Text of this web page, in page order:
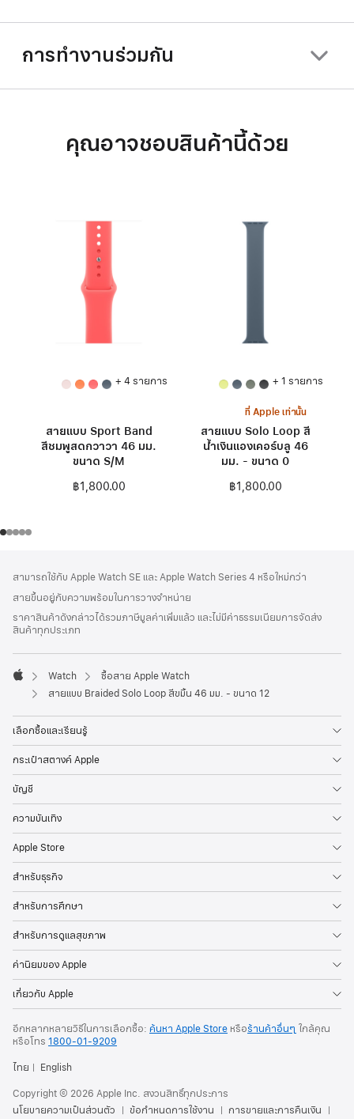
การทำงานร่วมกัน
คุณอาจชอบสินค้านี้ด้วย
+ 4 รายการ
สายแบบ Sport Band
สีชมพูสดกวาวา 46 มม.
ขนาด S/M
฿1,800.00
+ 1 รายการ
ที่ Apple เท่านั้น
สายแบบ Solo Loop สี
น้ำเงินแองเคอร์บลู 46
มม. - ขนาด 0
฿1,800.00
ท้าย
กระดาษ
เชิงอรรถ
สามารถใช้กับ Apple Watch SE และ Apple Watch Series 4 หรือใหม่กว่า
สายขึ้นอยู่กับความพร้อมในการวางจำหน่าย
ราคาสินค้าดังกล่าวได้รวมภาษีมูลค่าเพิ่มแล้ว และไม่มีค่าธรรมเนียมการจัดส่ง
สินค้าทุกประเภท
Apple
Watch
ซื้อสาย Apple Watch
สายแบบ Braided Solo Loop สีขมิ้น 46 มม. - ขนาด 12
เลือกซื้อและเรียนรู้
กระเป๋าสตางค์ Apple
บัญชี
ความบันเทิง
Apple Store
สำหรับธุรกิจ
สำหรับการศึกษา
สำหรับการดูแลสุขภาพ
ค่านิยมของ Apple
เกี่ยวกับ Apple
อีกหลากหลายวิธีในการเลือกซื้อ: ค้นหา Apple Store หรือร้านค้าอื่นๆ ใกล้คุณ
หรือโทร 1800-01-9209
ไทย
English
Copyright © 2026 Apple Inc. สงวนสิทธิ์ทุกประการ
นโยบายความเป็นส่วนตัว
ข้อกำหนดการใช้งาน การขายและการคืนเงิน